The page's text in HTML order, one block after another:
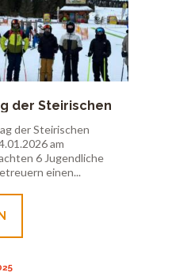
der Steirischen
der Steirischen
am
6 Jugendliche
einen...